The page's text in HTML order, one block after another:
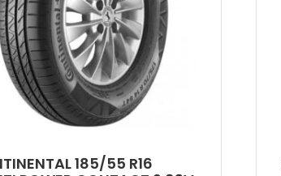
185/55 R16